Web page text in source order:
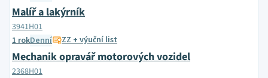
Malíř a lakýrník
3941H01
1 rokDenní ZZ + výuční list
Mechanik opravář motorových vozidel
2368H01